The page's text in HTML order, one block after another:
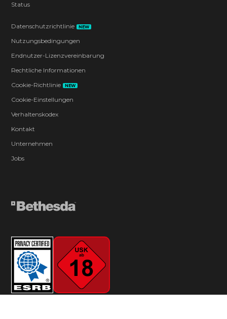
Status
Datenschutzrichtlinie NEW
Nutzungsbedingungen
Endnutzer-Lizenzvereinbarung
Rechtliche Informationen
Cookie-Richtlinie
NEW
Cookie-Einstellungen
Verhaltenskodex
Kontakt
Unternehmen
Jobs